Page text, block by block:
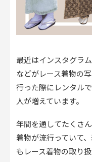
最近はインスタグラ
などがレース着物の
行った際にレンタル
人が増えています。
年間を通してたくさ
着物が流行っていて
もレース着物の取り